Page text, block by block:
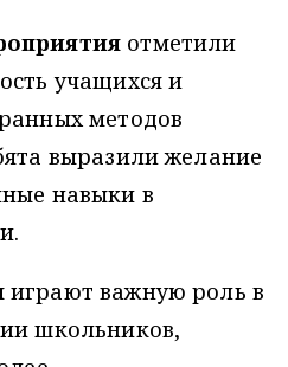
отметили
учащихся и
методов
выразили желание
навыки в
играют важную роль в
школьников,